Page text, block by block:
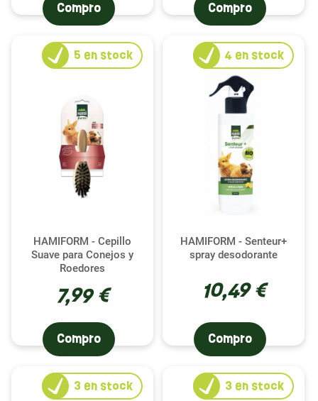
mantener una perfecta higiene en la jaula de tu
hurón.
Compro Compro
HAMIFORM - Cepillo
Suave para Conejos y
Roedores
7,99 €
5 en stock
Compro
HAMIFORM - Senteur+
spray desodorante
10,49 €
4 en stock
Compro
3 en stock 3 en stock